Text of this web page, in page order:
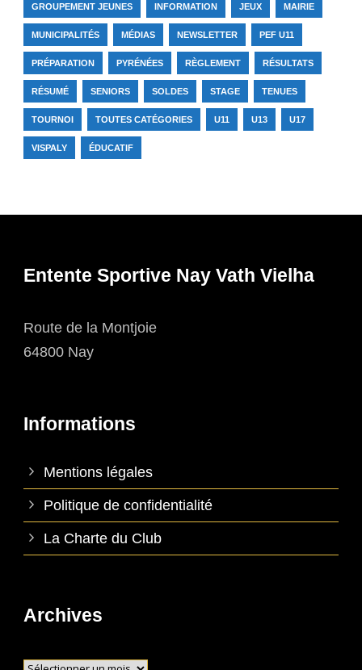
GROUPEMENT JEUNES INFORMATION JEUX MAIRIE
MUNICIPALITÉS MÉDIAS NEWSLETTER PEF U11
PRÉPARATION PYRÉNÉES RÈGLEMENT RÉSULTATS
RÉSUMÉ SENIORS SOLDES STAGE TENUES
TOURNOI TOUTES CATÉGORIES U11 U13 U17
VISPALY ÉDUCATIF
Entente Sportive Nay Vath Vielha
Route de la Montjoie
64800 Nay
Informations
Mentions légales
Politique de confidentialité
La Charte du Club
Archives
Archives